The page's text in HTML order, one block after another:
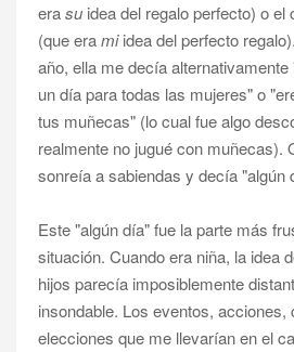
erasu idea del regalo perfecto) o
(que eramiidea del perfecto
año, ella me decía
un día para todas las mujeres" o
tus muñecas" (lo cual fue algo
realmente no jugué con muñecas).
sonreía a sabiendas y decía "algún
Este "algún día" fue la parte más
situación. Cuando era niña, la idea
hijos parecía imposiblemente
insondable. Los eventos, acciones,
elecciones que me llevarían en el